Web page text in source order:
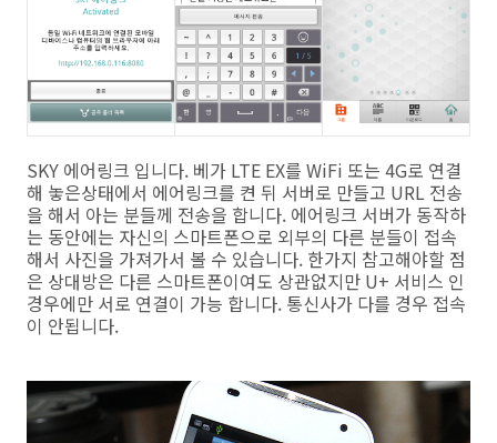
SKY 에어링크 입니다. 베가 LTE EX를 WiFi 또는 4G로 연결
해 놓은상태에서 에어링크를 켠 뒤 서버로 만들고 URL 전송
을 해서 아는 분들께 전송을 합니다. 에어링크 서버가 동작하
는 동안에는 자신의 스마트폰으로 외부의 다른 분들이 접속
해서 사진을 가져가서 볼 수 있습니다. 한가지 참고해야할 점
은 상대방은 다른 스마트폰이여도 상관없지만 U+ 서비스 인
경우에만 서로 연결이 가능 합니다. 통신사가 다를 경우 접속
이 안됩니다.